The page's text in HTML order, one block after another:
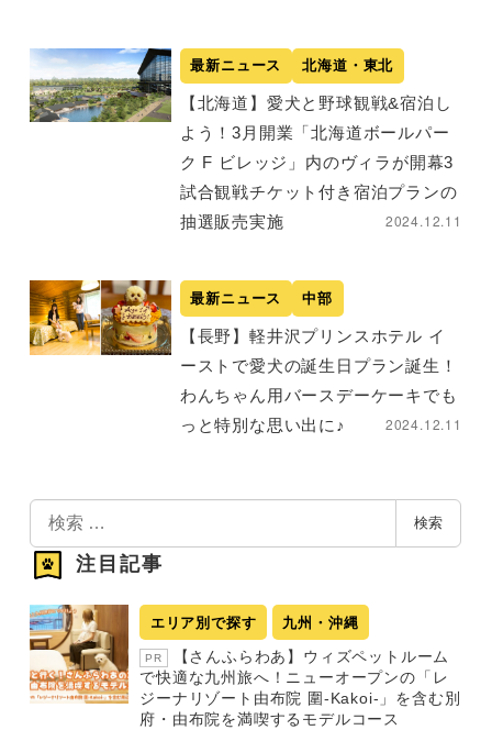
最新ニュース 北海道・東北
【北海道】愛犬と野球観戦&宿泊し
よう！3月開業「北海道ボールパー
ク F ビレッジ」内のヴィラが開幕3
試合観戦チケット付き宿泊プランの
抽選販売実施
2024.12.11
最新ニュース 中部
【長野】軽井沢プリンスホテル イ
ーストで愛犬の誕生日プラン誕生！
わんちゃん用バースデーケーキでも
っと特別な思い出に♪
2024.12.11
検
索
検索
注目記事
エリア別で探す 九州・沖縄
PR
【さんふらわあ】ウィズペットルーム
で快適な九州旅へ！ニューオープンの「レ
ジーナリゾート由布院 圍-Kakoi-」を含む別
府・由布院を満喫するモデルコース